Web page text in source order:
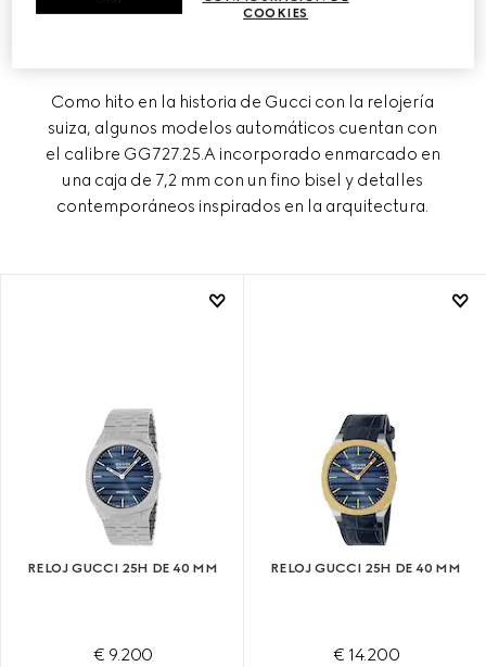
Como hito en la historia de Gucci con la relojería
suiza, algunos modelos automáticos cuentan con
el calibre GG727.25.A incorporado enmarcado en
una caja de 7,2 mm con un fino bisel y detalles
contemporáneos inspirados en la arquitectura.
RELOJ GUCCI 25H DE 40 MM
€ 9.200
RELOJ GUCCI 25H DE 40 MM
€ 14.200
COOKIES